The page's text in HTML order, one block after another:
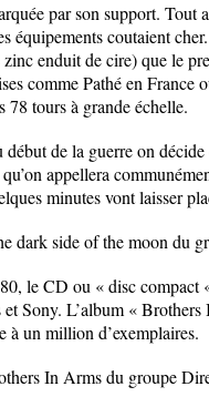
par son support. Tout
équipements coutaient
enduit de cire) que le
comme Pathé en
78 tours à grande échelle.
début de la guerre on
appellera
minutes vont laisser
dark side of the moon du
le CD ou « disc compact
Sony. L’album «
à un million d’exemplaires.
In Arms du groupe